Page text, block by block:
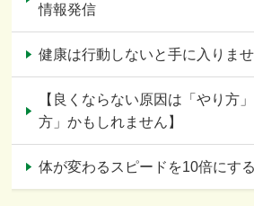
情報発信
健康は行動しないと手に入りま
【良くならない原因は「やり方
方」かもしれません】
体が変わるスピードを10倍にす